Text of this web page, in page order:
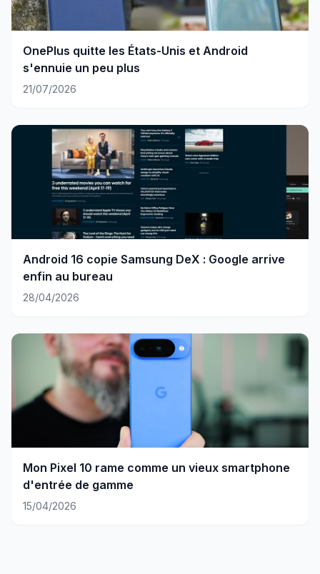
OnePlus quitte les États-Unis et Android
s'ennuie un peu plus
21/07/2026
Android 16 copie Samsung DeX : Google arrive
enfin au bureau
28/04/2026
Mon Pixel 10 rame comme un vieux smartphone
d'entrée de gamme
15/04/2026